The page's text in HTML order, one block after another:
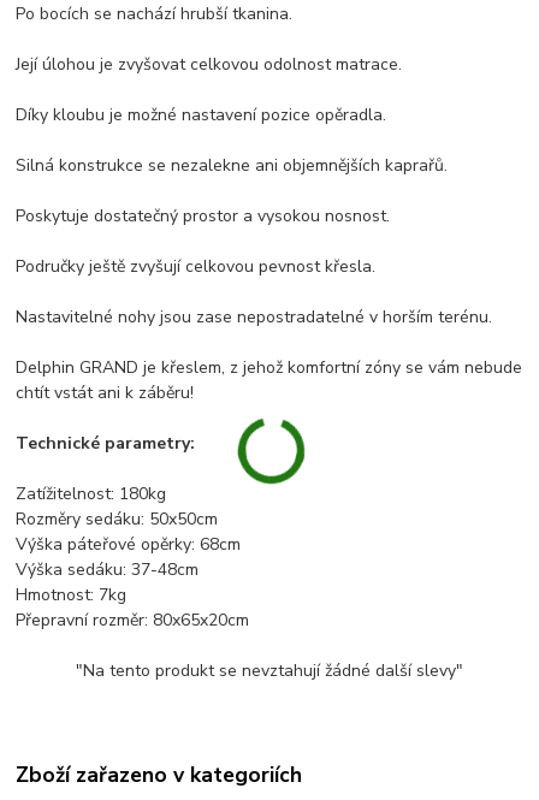
Po bocích se nachází hrubší tkanina.
Její úlohou je zvyšovat celkovou odolnost matrace.
Díky kloubu je možné nastavení pozice opěradla.
Silná konstrukce se nezalekne ani objemnějších kaprařů.
Poskytuje dostatečný prostor a vysokou nosnost.
Područky ještě zvyšují celkovou pevnost křesla.
Nastavitelné nohy jsou zase nepostradatelné v horším terénu.
Delphin GRAND je křeslem, z jehož komfortní zóny se vám nebude
chtít vstát ani k záběru!
Technické parametry:
Zatížitelnost: 180kg
Rozměry sedáku: 50x50cm
Výška páteřové opěrky: 68cm
Výška sedáku: 37-48cm
Hmotnost: 7kg
Přepravní rozměr: 80x65x20cm
"Na tento produkt se nevztahují žádné další slevy"
Zboží zařazeno v kategoriích